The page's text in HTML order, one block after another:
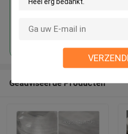
Doorgaan
Geadviseerde Producten